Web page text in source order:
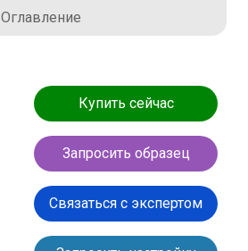
Оглавление
Купить сейчас
Запросить образец
Связаться с экспертом